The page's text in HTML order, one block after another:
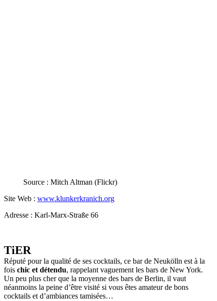
Source : Mitch Altman (Flickr)
Site Web : www.klunkerkranich.org
Adresse : Karl-Marx-Straße 66
TiER
Réputé pour la qualité de ses cocktails, ce bar de Neukölln est à la
fois chic et détendu, rappelant vaguement les bars de New York.
Un peu plus cher que la moyenne des bars de Berlin, il vaut
néanmoins la peine d’être visité si vous êtes amateur de bons
cocktails et d’ambiances tamisées…